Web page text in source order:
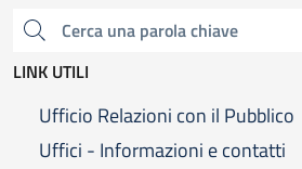
Cerca una parola chiave
LINK UTILI
Ufficio Relazioni con il Pubblico
Uffici - Informazioni e contatti